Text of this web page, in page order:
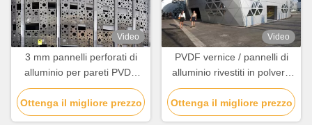
Video
3 mm pannelli perforati di
alluminio per pareti PVDF
rivestimento personalizzato
per la decorazione degli
edifici
Ottenga il migliore prezzo
Video
PVDF vernice / pannelli di
alluminio rivestiti in polvere
1.0 mm-6.0 mm per facile
fissaggio del bullone auto-
toccante
Ottenga il migliore prezzo